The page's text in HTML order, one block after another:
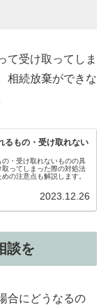
て受け取ってしま
相続放棄ができな
るもの・受け取れない
・受け取れないものの具
ってしまった際の対処法
の注意点も解説します。
2023.12.26
談を
合にどうなるの